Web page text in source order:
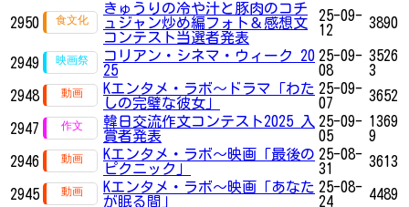
2950
きゅうりの冷や汁と豚肉のコチ
ュジャン炒め編フォト＆感想文
コンテスト当選者発表
25-09-
12
3890
2949
コリアン・シネマ・ウィーク 20
25
25-09-
08
3526
3
2948
Kエンタメ・ラボ～ドラマ「わた
しの完璧な彼女」
25-09-
07
3652
2947
韓日交流作文コンテスト2025 入
賞者発表
25-09-
05
1369
9
2946
Kエンタメ・ラボ～映画「最後の
ピクニック」
25-08-
31
3613
2945
Kエンタメ・ラボ～映画「あなた
が眠る間」
25-08-
24
4489